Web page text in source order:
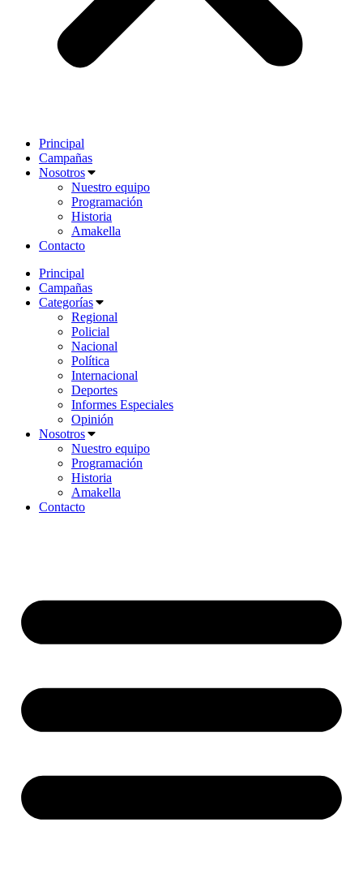
Principal
Campañas
Nosotros
Nuestro equipo
Programación
Historia
Amakella
Contacto
Principal
Campañas
Categorías
Regional
Policial
Nacional
Política
Internacional
Deportes
Informes Especiales
Opinión
Nosotros
Nuestro equipo
Programación
Historia
Amakella
Contacto